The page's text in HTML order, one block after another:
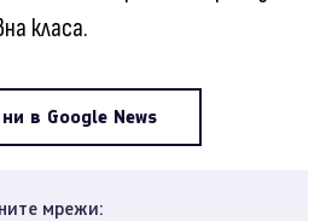
класа.
в Google News
мрежи: